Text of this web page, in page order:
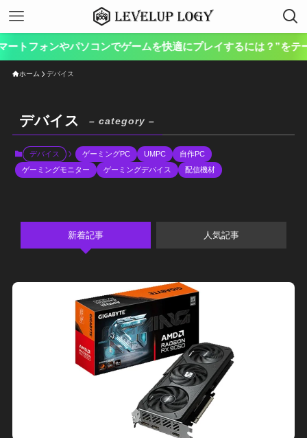
コンでゲームを快適にプレイするには？”をテーマに、ゲー
ホーム デバイス
デバイス – category –
デバイス ゲーミングPC UMPC
自作PC
ゲーミングモニター
ゲーミングデバイス 配信機材
新着記事 人気記事